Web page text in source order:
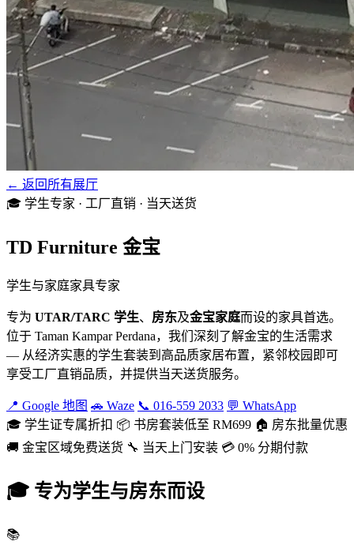
← 返回所有展厅
🎓 学生专家 · 工厂直销 · 当天送货
TD Furniture 金宝
学生与家庭家具专家
专为 UTAR/TARC 学生、 房东及金宝家庭而设的家具首选。
位于 Taman Kampar Perdana，我们深刻了解金宝的生活需求
— 从经济实惠的学生套装到高品质家居布置，紧邻校园即可
享受工厂直销品质，并提供当天送货服务。
📍 Google 地图 🚗 Waze 📞 016-559 2033 💬 WhatsApp
🎓 学生证专属折扣 📦 书房套装低至 RM699 🏠 房东批量优惠
🚚 金宝区域免费送货 🔧 当天上门安装 💳 0% 分期付款
🎓 专为学生与房东而设
📚